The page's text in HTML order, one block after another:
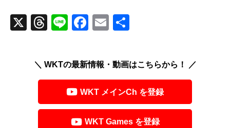
X
T
a
s
Li
F
e
b
o
o
E
＼ WKTの最新情報・動画はこちらから！ ／
WKT メインCh を登録
WKT Games を登録